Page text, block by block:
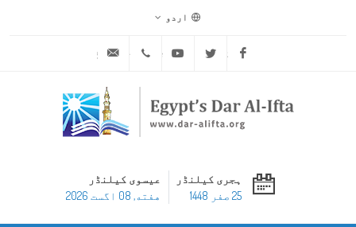
اردو
Facebook
Twitter
Youtube
ہجری کیلنڈر
25 صفر 1448
عیسوی کیلنڈر
هفته, 08 اگست 2026